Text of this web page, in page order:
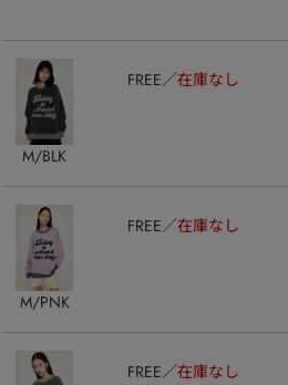
M/BLK
FREE 在庫なし
M/PNK
FREE 在庫なし
FREE 在庫なし